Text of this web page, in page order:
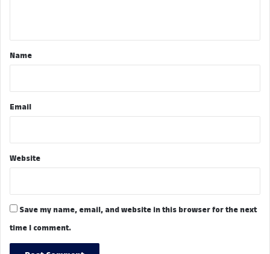
*Name
Email
Website
Save my name, email, and website in this browser for the next
time I comment.